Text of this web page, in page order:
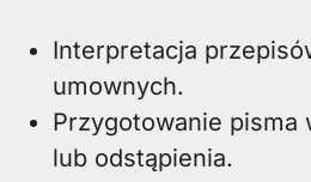
Interpretacja
umownych.
Przygotowanie pisma
lub odstąpienia.